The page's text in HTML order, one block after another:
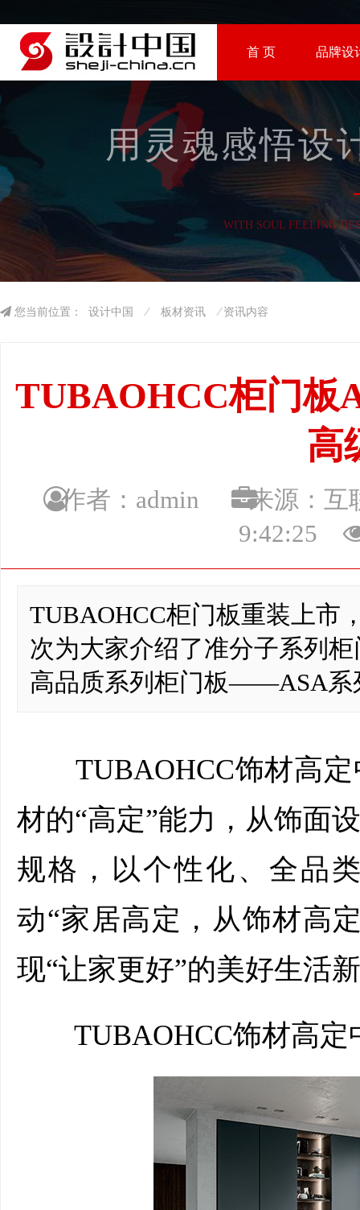
首 页 品牌设
用灵魂感悟设
WITH SOUL FEELING
您当前位置： 设计中国 ⁄ 板材资讯 ⁄ 资讯内容
TUBAOHCC柜门板
高
作者：admin
来源：
9:42:25
TUBAOHCC柜门板重装上市
次为大家介绍了准分子系列
高品质系列柜门板——ASA系
TUBAOHCC饰材高定
材的“高定”能力，从饰面
规格，以个性化、全品
动“家居高定，从饰材高
现“让家更好”的美好生活
TUBAOHCC饰材高定